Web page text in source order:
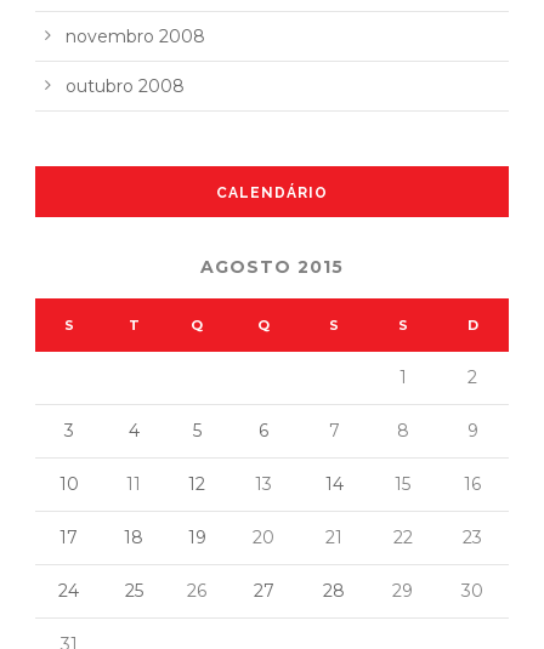
novembro 2008
outubro 2008
CALENDÁRIO
AGOSTO 2015
S T Q Q S S D
1 2
3 4 5 6 7 8 9
10 11 12 13 14 15 16
17 18 19 20 21 22 23
24 25 26 27 28 29 30
31